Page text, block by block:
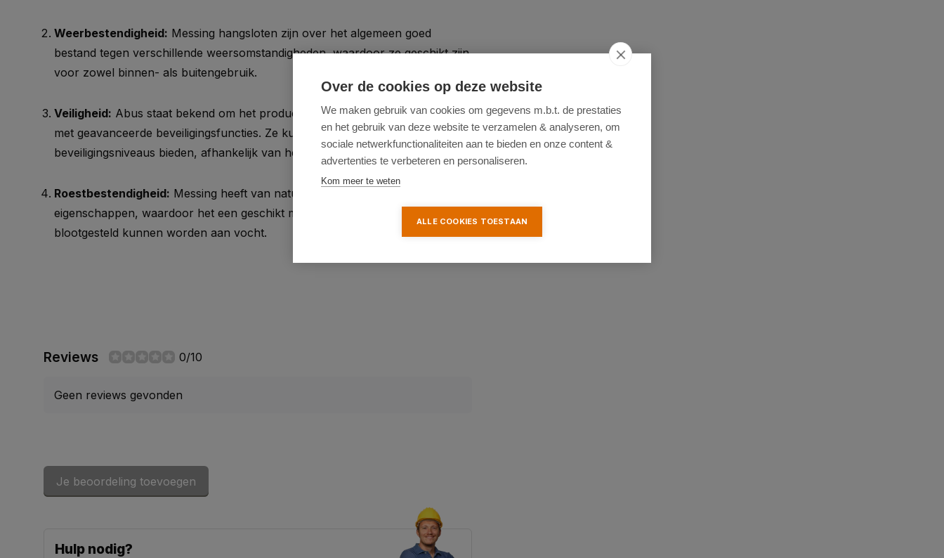
Weerbestendigheid: Messing hangsloten zijn over het algemeen goed
bestand tegen verschillende weersomstandigheden, waardoor ze geschikt zijn
voor zowel binnen- als buitengebruik.
Veiligheid: Abus staat bekend om het produceren van hoogwaardige sloten
met geavanceerde beveiligingsfuncties. Ze kunnen verschillende
beveiligingsniveaus bieden, afhankelijk van het specifieke model.
Roestbestendigheid: Messing heeft van nature roestwerende
eigenschappen, waardoor het een geschikt materiaal is voor hangsloten die
blootgesteld kunnen worden aan vocht.
Reviews 0/10
Geen reviews gevonden
Je beoordeling toevoegen
Hulp nodig?
Over de cookies op deze website
We maken gebruik van cookies om gegevens m.b.t. de prestaties
en het gebruik van deze website te verzamelen & analyseren, om
sociale netwerkfunctionaliteiten aan te bieden en onze content &
advertenties te verbeteren en personaliseren.
Kom meer te weten
ALLE COOKIES TOESTAAN